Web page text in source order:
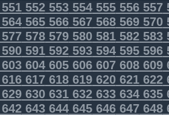
552553554555556557
565566567568569570
578579580581582583
591592593594595596
604605606607608609
617618619620621622
630631632633634635
643644645646647648